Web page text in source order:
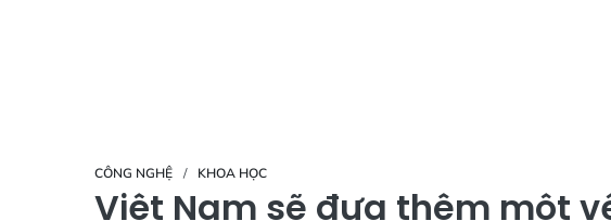
CÔNG NGHỆ KHOA HỌC
​Việt Nam sẽ đưa thêm một